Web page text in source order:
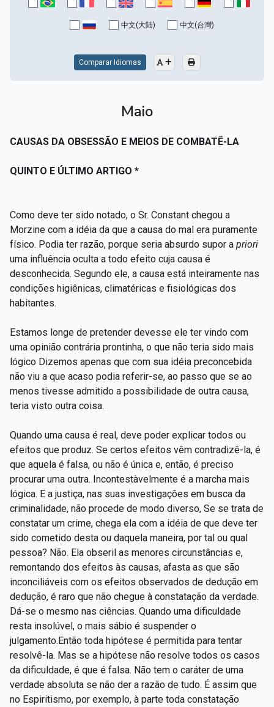
中文(大陆) 中文(台灣)
Comparar Idiomas
Maio
CAUSAS DA OBSESSÃO E MEIOS DE COMBATÊ-LA
QUINTO E ÚLTIMO ARTIGO *
Como deve ter sido notado, o Sr. Constant chegou a
Morzine com a idéia da que a causa do mal era puramente
físico. Podia ter razão, porque seria absurdo supor a priori
uma influência oculta a todo efeito cuja causa é
desconhecida. Segundo ele, a causa está inteiramente nas
condições higiênicas, climatéricas e fisiológicas dos
habitantes.
Estamos longe de pretender devesse ele ter vindo com
uma opinião contrária prontinha, o que não teria sido mais
lógico Dizemos apenas que com sua idéia preconcebida
não viu a que acaso podia referir-se, ao passo que se ao
menos tivesse admitido a possibilidade de outra causa,
teria visto outra coisa.
Quando uma causa é real, deve poder explicar todos ou
efeitos que produz. Se certos efeitos vêm contradizê-la, é
que aquela é falsa, ou não é única e, então, é preciso
procurar uma outra. Incontestàvelmente é a marcha mais
lógica. E a justiça, nas suas investigações em busca da
criminalidade, não procede de modo diverso, Se se trata de
constatar um crime, chega ela com a idéia de que deve ter
sido cometido desta ou daquela maneira, por tal ou qual
pessoa? Não. Ela obseril as menores circunstâncias e,
remontando dos efeitos às causas, afasta as que são
inconciliáveis com os efeitos observados de dedução em
dedução, é raro que não chegue à constatação da verdade.
Dá-se o mesmo nas ciências. Quando uma dificuldade
resta insolúvel, o mais sábio é suspender o
julgamento.Então toda hipótese é permitida para tentar
resolvê-la. Mas se a hipótese não resolve todos os casos
da dificuldade, é que é falsa. Não tem o caráter de uma
verdade absoluta se não der a razão de tudo. É assim que
no Espiritismo, por exemplo, à parte toda constatação